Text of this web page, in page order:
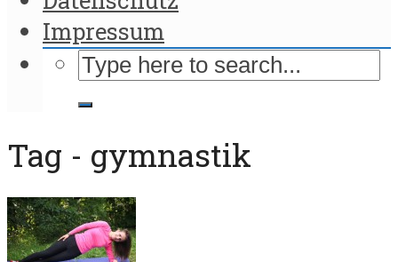
Impressum
Tag - gymnastik